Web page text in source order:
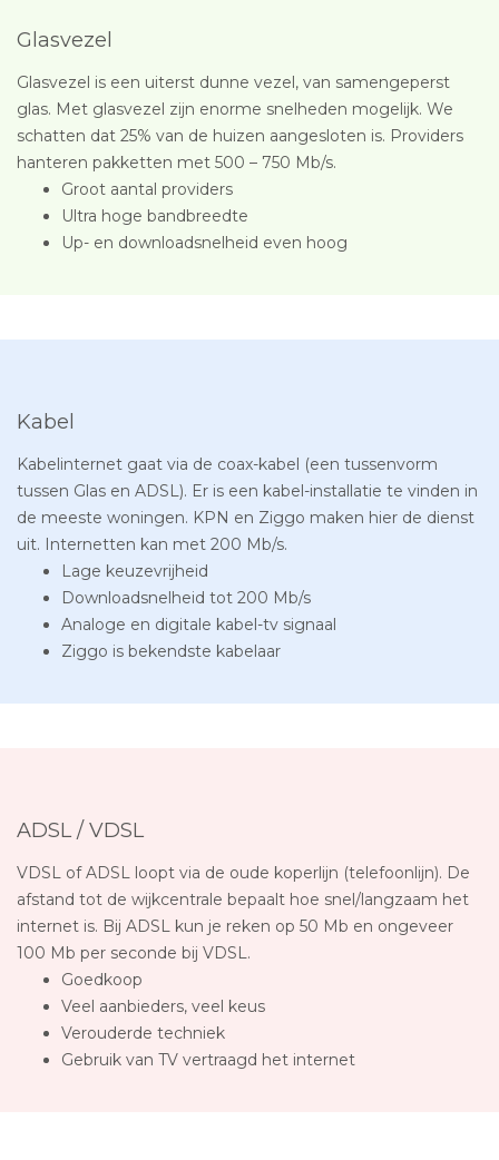
Glasvezel
Glasvezel is een uiterst dunne vezel, van samengeperst
glas. Met glasvezel zijn enorme snelheden mogelijk. We
schatten dat 25% van de huizen aangesloten is. Providers
hanteren pakketten met 500 – 750 Mb/s.
Groot aantal providers
Ultra hoge bandbreedte
Up- en downloadsnelheid even hoog
Kabel
Kabelinternet gaat via de coax-kabel (een tussenvorm
tussen Glas en ADSL). Er is een kabel-installatie te vinden in
de meeste woningen. KPN en Ziggo maken hier de dienst
uit. Internetten kan met 200 Mb/s.
Lage keuzevrijheid
Downloadsnelheid tot 200 Mb/s
Analoge en digitale kabel-tv signaal
Ziggo is bekendste kabelaar
ADSL / VDSL
VDSL of ADSL loopt via de oude koperlijn (telefoonlijn). De
afstand tot de wijkcentrale bepaalt hoe snel/langzaam het
internet is. Bij ADSL kun je reken op 50 Mb en ongeveer
100 Mb per seconde bij VDSL.
Goedkoop
Veel aanbieders, veel keus
Verouderde techniek
Gebruik van TV vertraagd het internet